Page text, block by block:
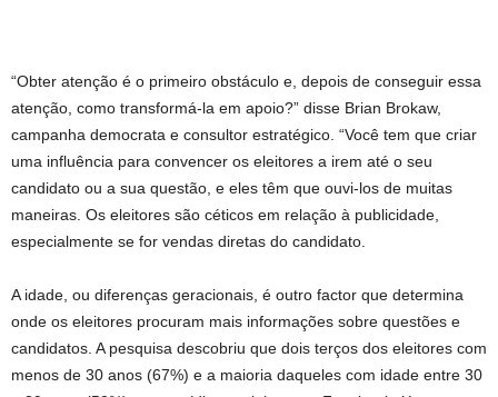
“Obter atenção é o primeiro obstáculo e, depois de conseguir essa
atenção, como transformá-la em apoio?” disse Brian Brokaw,
campanha democrata e consultor estratégico. “Você tem que criar
uma influência para convencer os eleitores a irem até o seu
candidato ou a sua questão, e eles têm que ouvi-los de muitas
maneiras. Os eleitores são céticos em relação à publicidade,
especialmente se for vendas diretas do candidato.
A idade, ou diferenças geracionais, é outro factor que determina
onde os eleitores procuram mais informações sobre questões e
candidatos. A pesquisa descobriu que dois terços dos eleitores com
menos de 30 anos (67%) e a maioria daqueles com idade entre 30